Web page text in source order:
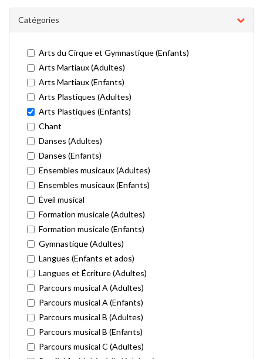
Catégories
Arts du Cirque et Gymnastique (Enfants)
Arts Martiaux (Adultes)
Arts Martiaux (Enfants)
Arts Plastiques (Adultes)
Arts Plastiques (Enfants)
Chant
Danses (Adultes)
Danses (Enfants)
Ensembles musicaux (Adultes)
Ensembles musicaux (Enfants)
Éveil musical
Formation musicale (Adultes)
Formation musicale (Enfants)
Gymnastique (Adultes)
Langues (Enfants et ados)
Langues et Écriture (Adultes)
Parcours musical A (Adultes)
Parcours musical A (Enfants)
Parcours musical B (Adultes)
Parcours musical B (Enfants)
Parcours musical C (Adultes)